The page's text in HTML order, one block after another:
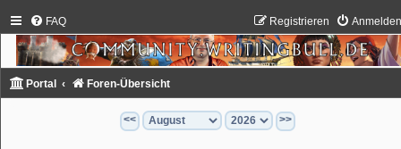
FAQ Registrieren
Portal Foren-Übersicht
<< >>